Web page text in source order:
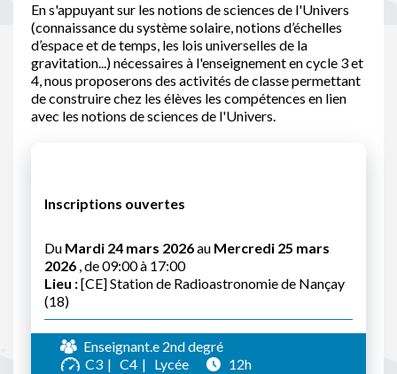
En s'appuyant sur les notions de sciences de l'Univers
(connaissance du système solaire, notions d’échelles
d’espace et de temps, les lois universelles de la
gravitation...) nécessaires à l'enseignement en cycle 3 et
4, nous proposerons des activités de classe permettant
de construire chez les élèves les compétences en lien
avec les notions de sciences de l'Univers.
Inscriptions ouvertes
Du Mardi 24 mars 2026au Mercredi 25 mars
2026 , de 09:00 à 17:00
Lieu :[CE] Station de Radioastronomie de Nançay
(18)
Enseignant.e 2nd degré
C3
C4 Lycée
12h